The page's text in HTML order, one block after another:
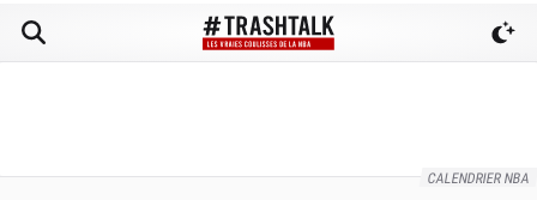
CALENDRIER NBA